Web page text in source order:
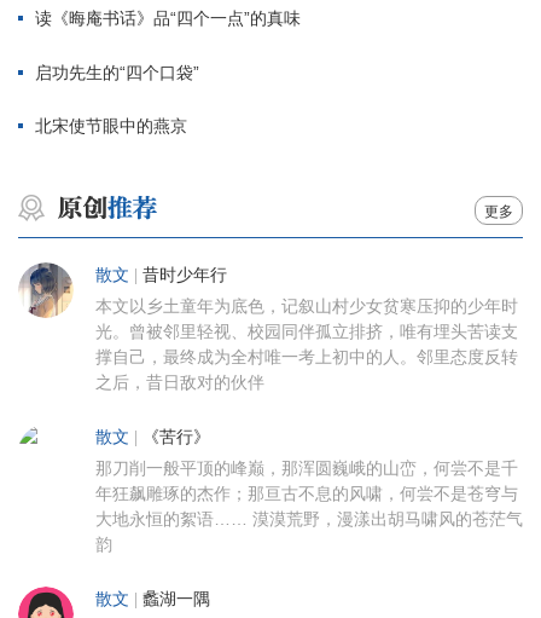
读《晦庵书话》品“四个一点”的真味
启功先生的“四个口袋”
北宋使节眼中的燕京
更多
散文 | 昔时少年行
本文以乡土童年为底色，记叙山村少女贫寒压抑的少年时
光。曾被邻里轻视、校园同伴孤立排挤，唯有埋头苦读支
撑自己，最终成为全村唯一考上初中的人。邻里态度反转
之后，昔日敌对的伙伴
散文 | 《苦行》
那刀削一般平顶的峰巅，那浑圆巍峨的山峦，何尝不是千
年狂飙雕琢的杰作；那亘古不息的风啸，何尝不是苍穹与
大地永恒的絮语…… 漠漠荒野，漫漾出胡马啸风的苍茫气
韵
散文 | 蠡湖一隅